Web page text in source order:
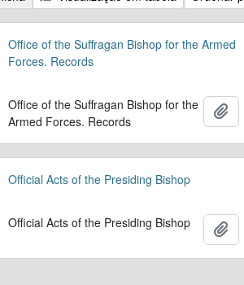
à área de transferência
Office of the Suffragan Bishop for the Armed
Forces. Records
Office of the Suffragan Bishop for the
Armed Forces. Records
à área de transferência
Official Acts of the Presiding Bishop
Official Acts of the Presiding Bishop